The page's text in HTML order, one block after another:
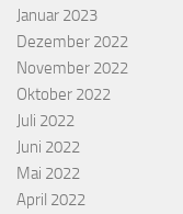
Januar 2023
Dezember 2022
November 2022
Oktober 2022
Juli 2022
Juni 2022
Mai 2022
April 2022